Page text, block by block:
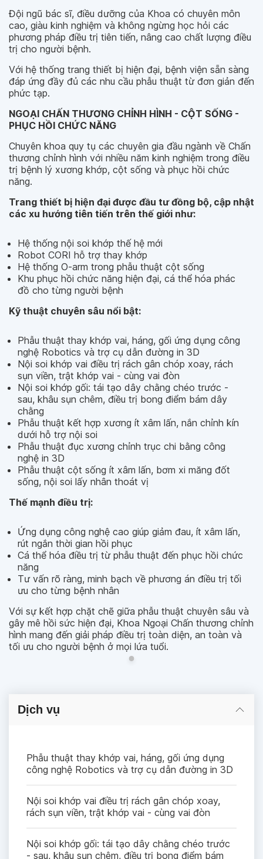
Đội ngũ bác sĩ, điều dưỡng của Khoa có chuyên môn
cao, giàu kinh nghiệm và không ngừng học hỏi các
phương pháp điều trị tiên tiến, nâng cao chất lượng điều
trị cho người bệnh.
Với hệ thống trang thiết bị hiện đại, bệnh viện sẵn sàng
đáp ứng đầy đủ các nhu cầu phẫu thuật từ đơn giản đến
phức tạp.
NGOẠI CHẤN THƯƠNG CHỈNH HÌNH - CỘT SỐNG -
PHỤC HỒI CHỨC NĂNG
Chuyên khoa quy tụ các chuyên gia đầu ngành về Chấn
thương chỉnh hình với nhiều năm kinh nghiệm trong điều
trị bệnh lý xương khớp, cột sống và phục hồi chức
năng.
Trang thiết bị hiện đại được đầu tư đồng bộ, cập nhật
các xu hướng tiên tiến trên thế giới như:
Hệ thống nội soi khớp thế hệ mới
Robot CORI hỗ trợ thay khớp
Hệ thống O-arm trong phẫu thuật cột sống
Khu phục hồi chức năng hiện đại, cá thể hóa phác
đồ cho từng người bệnh
Kỹ thuật chuyên sâu nổi bật:
Phẫu thuật thay khớp vai, háng, gối ứng dụng công
nghệ Robotics và trợ cụ dẫn đường in 3D
Nội soi khớp vai điều trị rách gân chóp xoay, rách
sụn viền, trật khớp vai - cùng vai đòn
Nội soi khớp gối: tái tạo dây chằng chéo trước -
sau, khâu sụn chêm, điều trị bong điểm bám dây
chằng
Phẫu thuật kết hợp xương ít xâm lấn, nắn chỉnh kín
dưới hỗ trợ nội soi
Phẫu thuật đục xương chỉnh trục chi bằng công
nghệ in 3D
Phẫu thuật cột sống ít xâm lấn, bơm xi măng đốt
sống, nội soi lấy nhân thoát vị
Thế mạnh điều trị:
Ứng dụng công nghệ cao giúp giảm đau, ít xâm lấn,
rút ngắn thời gian hồi phục
Cá thể hóa điều trị từ phẫu thuật đến phục hồi chức
năng
Tư vấn rõ ràng, minh bạch về phương án điều trị tối
ưu cho từng bệnh nhân
Với sự kết hợp chặt chẽ giữa phẫu thuật chuyên sâu và
gây mê hồi sức hiện đại, Khoa Ngoại Chấn thương chỉnh
hình mang đến giải pháp điều trị toàn diện, an toàn và
tối ưu cho người bệnh ở mọi lứa tuổi.
Dịch vụ
Phẫu thuật thay khớp vai, háng, gối ứng dụng
công nghệ Robotics và trợ cụ dẫn đường in 3D
Nội soi khớp vai điều trị rách gân chóp xoay,
rách sụn viền, trật khớp vai - cùng vai đòn
Nội soi khớp gối: tái tạo dây chằng chéo trước
- sau, khâu sụn chêm, điều trị bong điểm bám